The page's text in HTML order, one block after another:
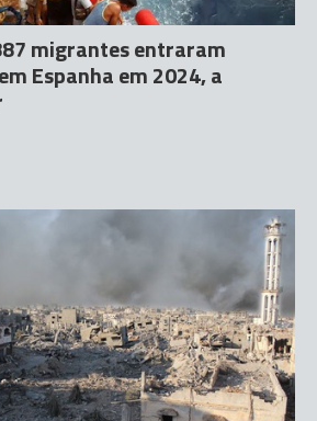
migrantes entraram
Espanha em 2024, a